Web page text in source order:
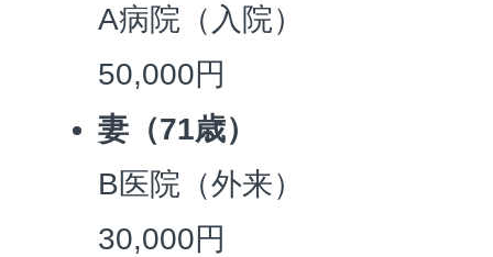
A病院（入院）
50,000円
妻（71歳）
B医院（外来）
30,000円